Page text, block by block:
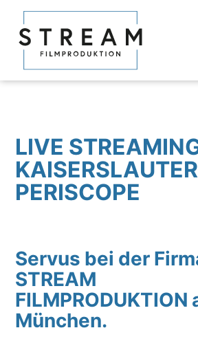
LIVE
PERISCOPE
Servus bei der
STREAM
FILMPRODUKTION
München.